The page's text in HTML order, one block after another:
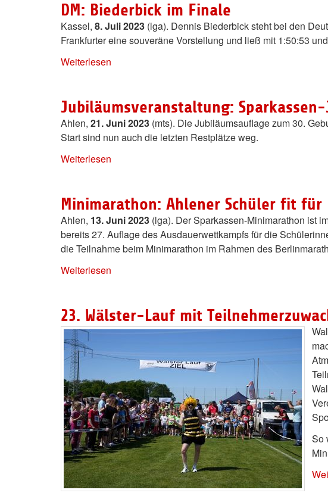
DM: Biederbick im Finale
Kassel, 8. Juli 2023 (lga). Dennis Biederbick steht bei den
Frankfurter eine souveräne Vorstellung und ließ mit 1:50:53
Weiterlesen
Jubiläumsveranstaltung:
Ahlen, 21. Juni 2023 (mts). Die Jubiläumsauflage zum 30.
Start sind nun auch die letzten Restplätze weg.
Weiterlesen
Minimarathon: Ahlener Schüler fit für
Ahlen, 13. Juni 2023 (lga). Der Sparkassen-Minimarathon ist
bereits 27. Auflage des Ausdauerwettkampfs für die
die Teilnahme beim Minimarathon im Rahmen des
Weiterlesen
23. Wälster-Lauf mit
So